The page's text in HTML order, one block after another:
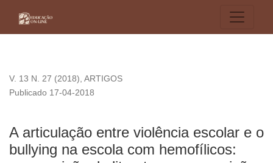
V. 13 N. 27 (2018), ARTIGOS
A articulação entre violência escolar e o
bullying na escola com hemofílicos:
Publicado 17-04-2018